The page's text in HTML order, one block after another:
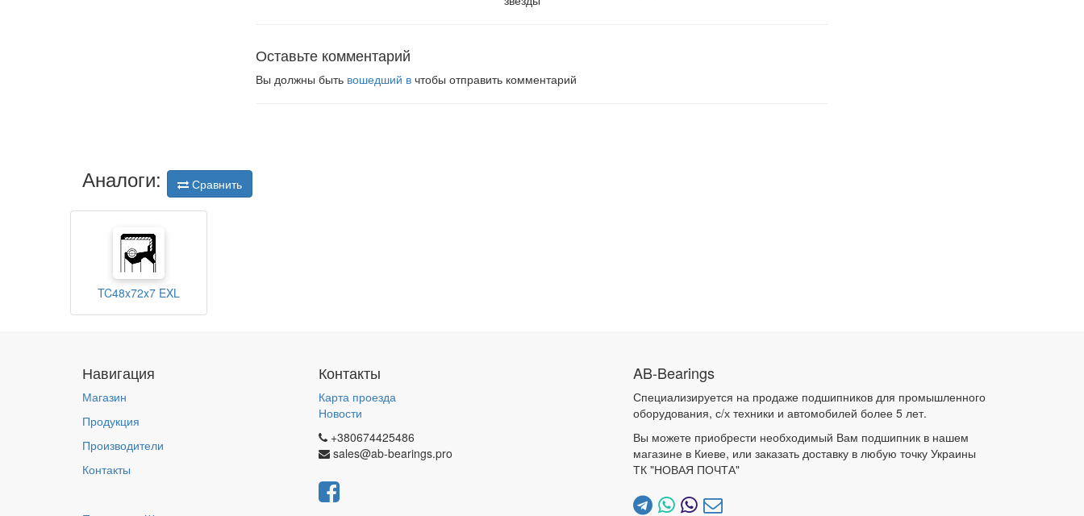
Оставьте комментарий
Вы должны быть вошедший в чтобы отправить комментарий
Аналоги: Сравнить
TC48x72x7 EXL
Навигация
Магазин
Продукция
Производители
Контакты
Контакты
Карта проезда
Новости
+380674425486
sales@ab-bearings.pro
AB-Bearings
Специализируется на продаже подшипников для промышленного
оборудования, с/х техники и автомобилей более 5 лет.
Вы можете приобрести необходимый Вам подшипник в нашем
магазине в Киеве, или заказать доставку в любую точку Украины
ТК "НОВАЯ ПОЧТА"